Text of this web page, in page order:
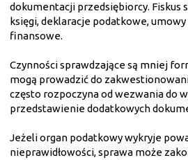
dokumentacji przedsiębiorcy. Fiskus
księgi, deklaracje podatkowe, umowy
finansowe.
Czynności sprawdzające są mniej
mogą prowadzić do
często rozpoczyna od wezwania do
przedstawienie dodatkowych
Jeżeli organ podatkowy wykryje
nieprawidłowości, sprawa może